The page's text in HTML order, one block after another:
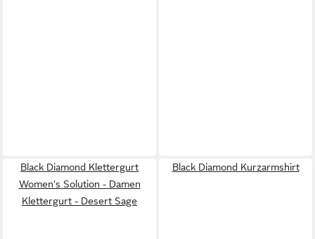
Black Diamond Klettergurt
Women's Solution - Damen
Klettergurt - Desert Sage
Black Diamond Kurzarmshirt